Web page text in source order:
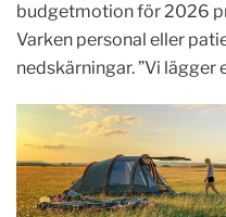
budgetmotion för 2026
Varken personal eller
nedskärningar. ”Vi lägger